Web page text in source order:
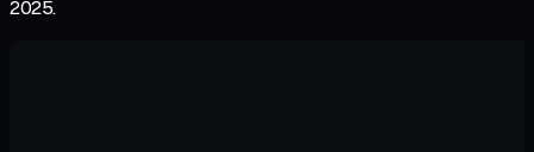
2025.